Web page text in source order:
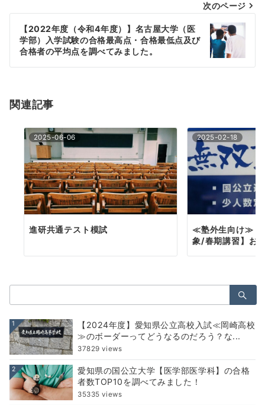
ビ
ー
シ
ン
次のページ
【2022年度（令和4年度）】名古屋大学（医
学部）入学試験の合格最高点・合格最低点及び
合格者の平均点を調べてみました。
関連記事
2025-06-06
進研共通テスト模試
2025-02-18
≪塾外生向け≫【
象/春期講習】お
索：
1
【2024年度】愛知県公立高校入試≪岡崎高校
≫のボーダーってどうなるのだろう？な...
37829 views
2
愛知県の国公立大学【医学部医学科】の合格
者数TOP10を調べてみました！
35335 views